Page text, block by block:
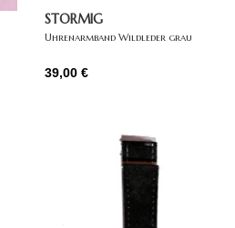
STORMIG
Uhrenarmband Wildleder grau
39,00 €